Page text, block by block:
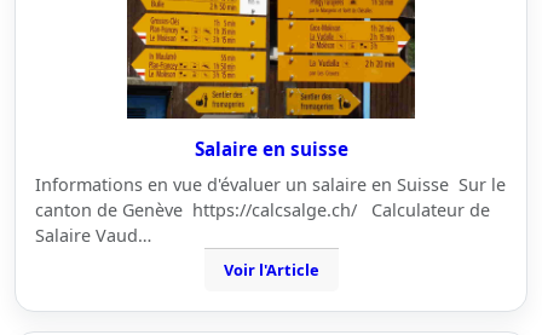
Salaire en suisse
Informations en vue d'évaluer un salaire en Suisse Sur le
canton de Genève https://calcsalge.ch/ Calculateur de
Salaire Vaud…
Voir l'Article